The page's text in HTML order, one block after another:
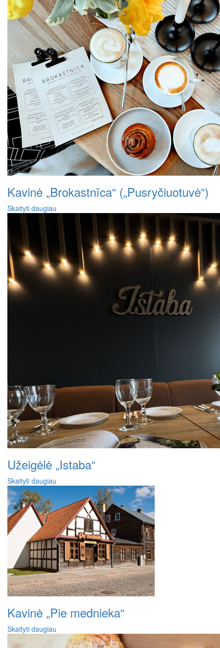
Kavinė „Brokastnīca“ („Pusryčiuotuvė“)
Skaityti daugiau
Užeigėlė „Istaba“
Skaityti daugiau
Kavinė „Pie mednieka“
Skaityti daugiau